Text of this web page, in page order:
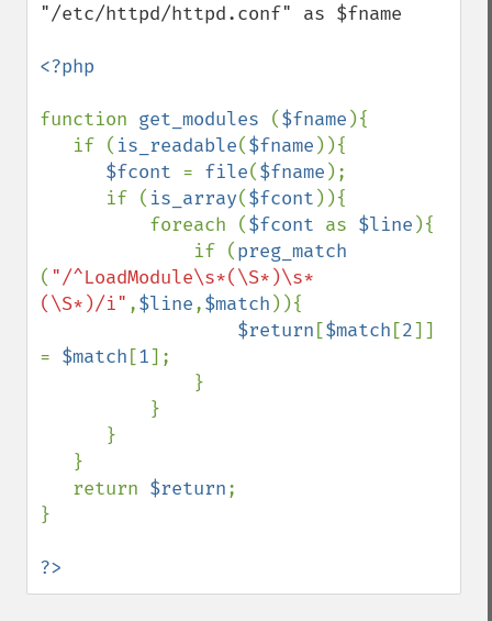
"/etc/httpd/httpd.conf" as $fname
<?php
function get_modules ($fname ){
   if (
is_readable($fname )){
$fcont = file($fname );
      if (
is_array($fcont )){
          foreach (
$fcont as $line ){
              if (
( "/^LoadModule\s*(\S*)\s*
(\S*)/i" ,$line,$match )){
$return [$match [2]]
= $match [1];
   return
$return;
}
?>